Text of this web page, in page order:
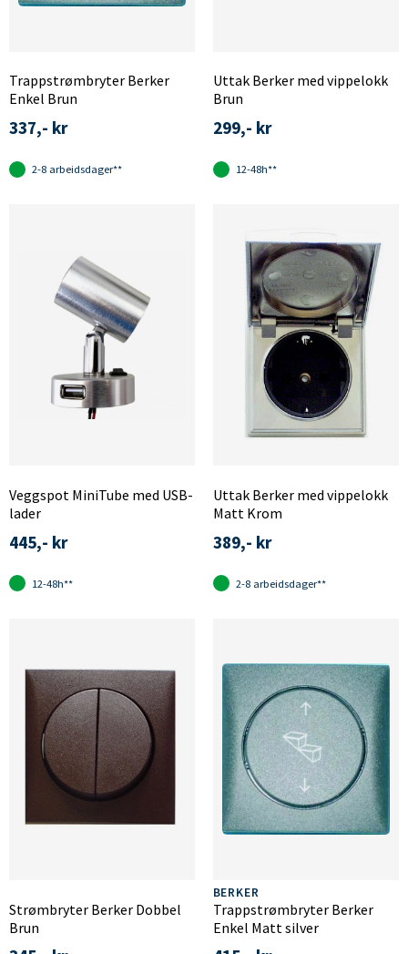
Trappstrømbryter Berker
Enkel Brun
337,- kr
2-8 arbeidsdager**
Uttak Berker med vippelokk
Brun
299,- kr
12-48h**
Veggspot MiniTube med USB-
lader
445,- kr
12-48h**
Uttak Berker med vippelokk
Matt Krom
389,- kr
2-8 arbeidsdager**
Strømbryter Berker Dobbel
Brun
BERKER
Trappstrømbryter Berker
Enkel Matt silver